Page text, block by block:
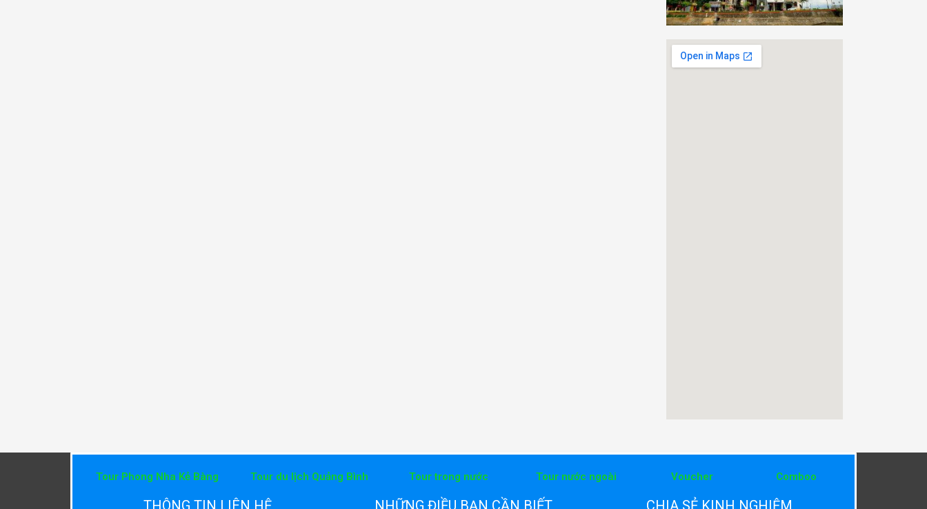
Tour Phong Nha Kẻ Bàng Tour du lịch Quảng Bình Tour trong nước Tour nước ngoài Voucher Comboo
THÔNG TIN LIÊN HỆ NHỮNG ĐIỀU BẠN CẦN BIẾT CHIA SẺ KINH NGHIỆM